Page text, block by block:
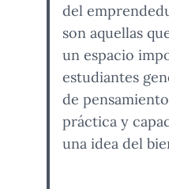
del
son aquellas
un espacio
estudiantes
de
práctica y
una idea del